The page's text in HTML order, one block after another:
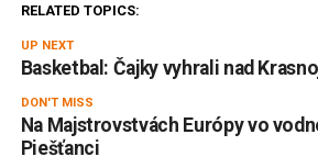
RELATED TOPICS:
UP NEXT
Basketbal: Čajky vyhrali nad
DON'T MISS
Na Majstrovstvách Európy vo
Piešťanci